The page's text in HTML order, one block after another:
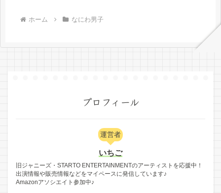
ホーム なにわ男子
プロフィール
運営者
いちご
旧ジャニーズ・STARTO ENTERTAINMENTのアーティストを応援中！
出演情報や販売情報などをマイペースに発信しています♪
Amazonアソシエイト参加中♪